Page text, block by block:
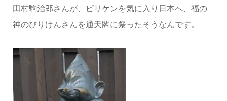
田村駒治郎さんが、ビリケンを気に入り日本へ、福の
神のびりけんさんを通天閣に祭ったそうなんです。